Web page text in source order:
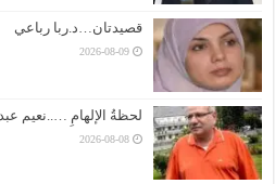
قصيدتان…د.ربا رباعي
2026-08-09
لحظةُ الإلهامِ …..نعيم
2026-08-08